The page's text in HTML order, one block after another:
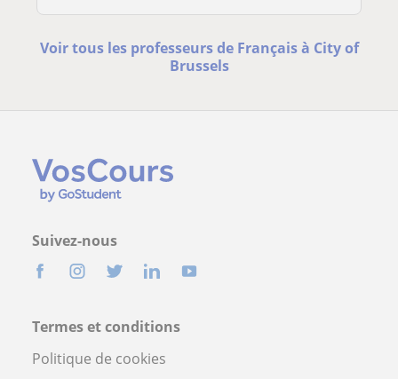
Voir tous les professeurs de Français à City of
Brussels
Suivez-nous
Termes et conditions
Politique de cookies